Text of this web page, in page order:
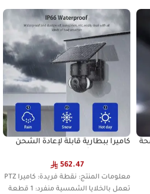
كاميرا ببطارية قابلة لإعادة الشحن
562.47
معلومات المنتج: نقطة فريدة: كاميرا PTZ
تعمل بالخلايا الشمسية منفرد: 1 قطعة